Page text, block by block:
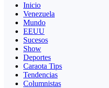
Inicio
Venezuela
Mundo
EEUU
Sucesos
Show
Deportes
Caraota Tips
Tendencias
Columnistas